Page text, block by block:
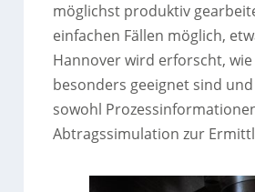
möglichst produktiv
einfachen Fällen möglich,
Hannover wird erforscht,
besonders geeignet sind
sowohl
Abtragssimulation zur